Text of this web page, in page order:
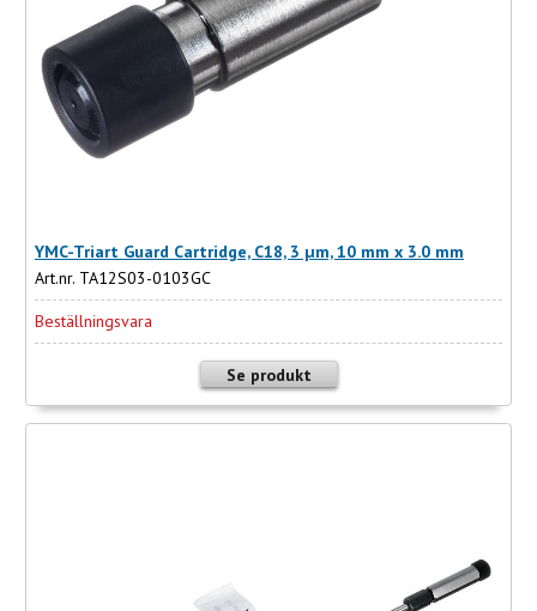
YMC-Triart Guard Cartridge, C18, 3 µm, 10 mm x 3.0 mm
Art.nr. TA12S03-0103GC
Beställningsvara
Se produkt